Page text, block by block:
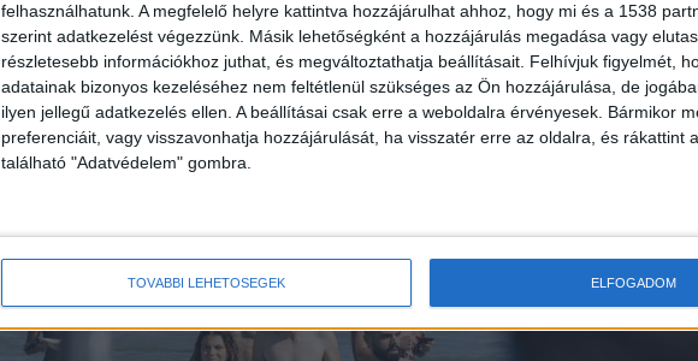
felhasználhatunk. A megfelelő helyre kattintva hozzájárulhat ahhoz, hogy mi és a 1538
szerint adatkezelést végezzünk. Másik lehetőségként a hozzájárulás megadása vagy
részletesebb információkhoz juthat, és megváltoztathatja beállításait. Felhívjuk figyelmét,
adatainak bizonyos kezeléséhez nem feltétlenül szükséges az Ön hozzájárulása, de
ilyen jellegű adatkezelés ellen. A beállításai csak erre a weboldalra érvényesek. Bármikor
preferenciáit, vagy visszavonhatja hozzájárulását, ha visszatér erre az oldalra, és rákattint
található "Adatvédelem" gombra.
TOVÁBBI LEHETŐSÉGEK ELFOGADOM